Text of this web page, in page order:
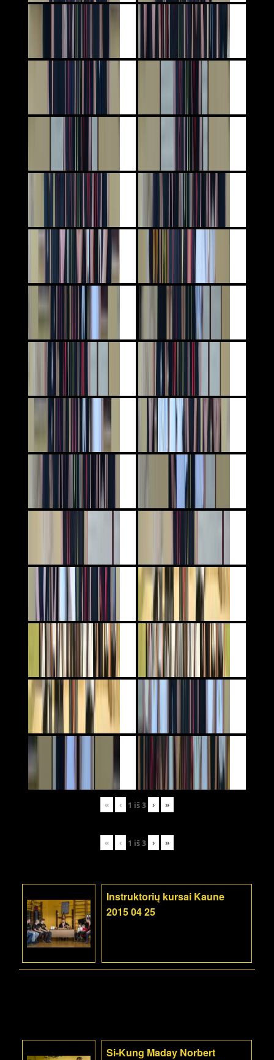
« ‹ 1 iš3 › »
« ‹ 1 iš3 › »
Instruktorių kursai Kaune
2015 04 25
Si-Kung Maday Norbert